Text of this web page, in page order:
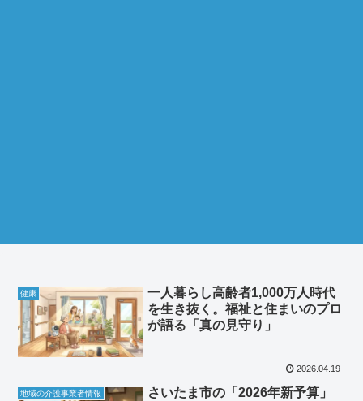
健康
一人暮らし高齢者1,000万人時代
を生き抜く。福祉と住まいのプロ
が語る「真の見守り」
2026.04.19
地域の介護事業者情報
さいたま市の「2026年新予算」